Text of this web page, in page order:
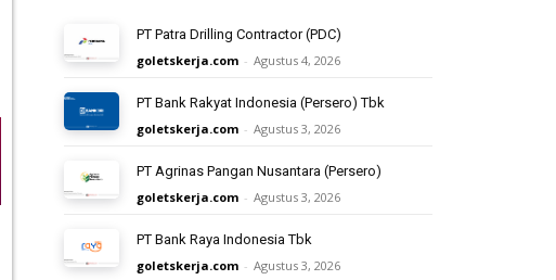
PT Patra Drilling Contractor (PDC)
goletskerja.com - Agustus 4, 2026
PT Bank Rakyat Indonesia (Persero) Tbk
goletskerja.com - Agustus 3, 2026
PT Agrinas Pangan Nusantara (Persero)
goletskerja.com - Agustus 3, 2026
PT Bank Raya Indonesia Tbk
goletskerja.com - Agustus 3, 2026